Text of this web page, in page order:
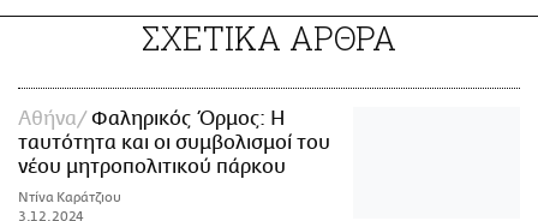
ΣΧΕΤΙΚΑ ΑΡΘΡΑ
Αθήνα
Φαληρικός Όρμος: Η
ταυτότητα και οι συμβολισμοί του
νέου μητροπολιτικού πάρκου
Ντίνα Καράτζιου
3.12.2024